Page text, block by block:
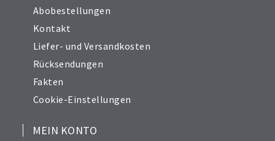
Abobestellungen
Kontakt
Liefer- und Versandkosten
Rücksendungen
Fakten
Cookie-Einstellungen
MEIN KONTO